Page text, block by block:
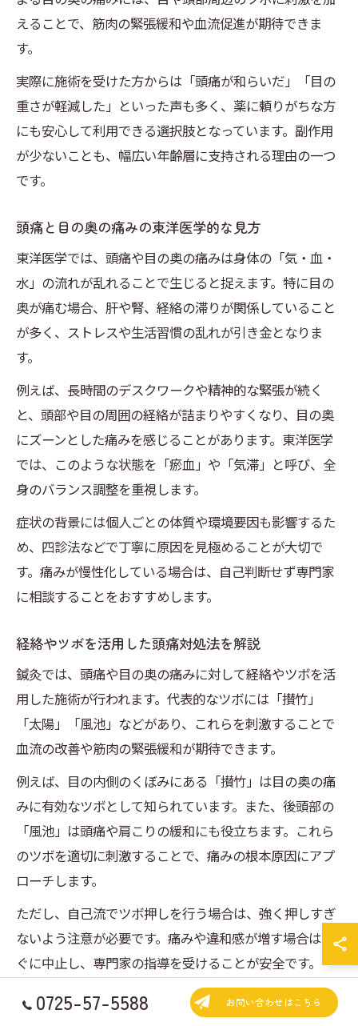
えることで、筋肉の緊張緩和や血流促進が期待できま
す。
実際に施術を受けた方からは「頭痛が和らいだ」「目の
重さが軽減した」といった声も多く、薬に頼りがちな方
にも安心して利用できる選択肢となっています。副作用
が少ないことも、幅広い年齢層に支持される理由の一つ
です。
頭痛と目の奥の痛みの東洋医学的な見方
東洋医学では、頭痛や目の奥の痛みは身体の「気・血・
水」の流れが乱れることで生じると捉えます。特に目の
奥が痛む場合、肝や腎、経絡の滞りが関係していること
が多く、ストレスや生活習慣の乱れが引き金となりま
す。
例えば、長時間のデスクワークや精神的な緊張が続く
と、頭部や目の周囲の経絡が詰まりやすくなり、目の奥
にズーンとした痛みを感じることがあります。東洋医学
では、このような状態を「瘀血」や「気滞」と呼び、全
身のバランス調整を重視します。
症状の背景には個人ごとの体質や環境要因も影響するた
め、四診法などで丁寧に原因を見極めることが大切で
す。痛みが慢性化している場合は、自己判断せず専門家
に相談することをおすすめします。
経絡やツボを活用した頭痛対処法を解説
鍼灸では、頭痛や目の奥の痛みに対して経絡やツボを活
用した施術が行われます。代表的なツボには「攅竹」
「太陽」「風池」などがあり、これらを刺激することで
血流の改善や筋肉の緊張緩和が期待できます。
例えば、目の内側のくぼみにある「攅竹」は目の奥の痛
みに有効なツボとして知られています。また、後頭部の
「風池」は頭痛や肩こりの緩和にも役立ちます。これら
のツボを適切に刺激することで、痛みの根本原因にアプ
ローチします。
ただし、自己流でツボ押しを行う場合は、強く押しすぎ
ないよう注意が必要です。痛みや違和感が増す場合はす
ぐに中止し、専門家の指導を受けることが安全です。
東洋医学で身体バランスを整える鍼灸法
0725-57-5588 お問い合わせはこちら